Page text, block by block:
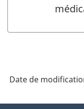
Date de